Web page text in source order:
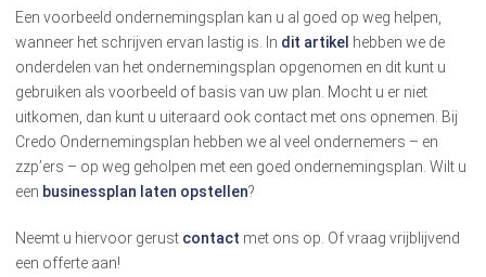
Een voorbeeld ondernemingsplan kan u al goed op weg helpen,
wanneer het schrijven ervan lastig is. In dit artikel hebben we de
onderdelen van het ondernemingsplan opgenomen en dit kunt u
gebruiken als voorbeeld of basis van uw plan. Mocht u er niet
uitkomen, dan kunt u uiteraard ook contact met ons opnemen. Bij
Credo Ondernemingsplan hebben we al veel ondernemers – en
zzp’ers – op weg geholpen met een goed ondernemingsplan. Wilt u
een businessplan laten opstellen?
Neemt u hiervoor gerust contact met ons op. Of vraag vrijblijvend
een offerte aan!